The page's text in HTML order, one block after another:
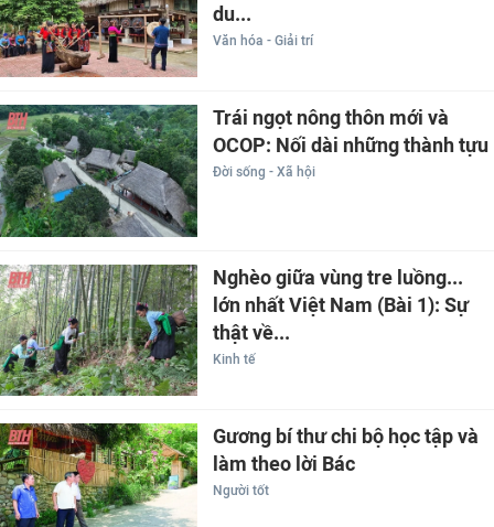
du...
Văn hóa - Giải trí
Trái ngọt nông thôn mới và
OCOP: Nối dài những thành tựu
Đời sống - Xã hội
Nghèo giữa vùng tre luồng...
lớn nhất Việt Nam (Bài 1): Sự
thật về...
Kinh tế
Gương bí thư chi bộ học tập và
làm theo lời Bác
Người tốt